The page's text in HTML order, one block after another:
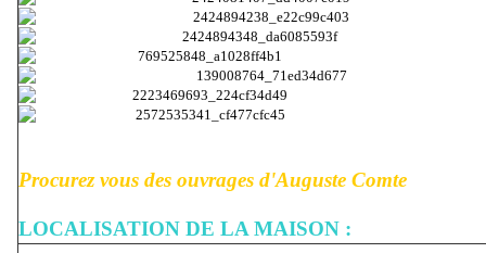
Procurez vous des ouvrages d'Auguste Comte
LOCALISATION DE LA MAISON :